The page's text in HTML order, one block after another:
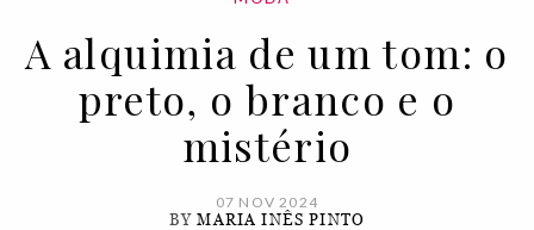
A alquimia de um tom: o
preto, o branco e o
mistério
07 NOV 2024
BYMARIA INÊS PINTO